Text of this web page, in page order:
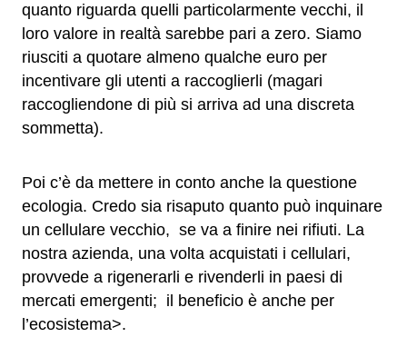
quanto riguarda quelli particolarmente vecchi, il
loro valore in realtà sarebbe pari a zero. Siamo
riusciti a quotare almeno qualche euro per
incentivare gli utenti a raccoglierli (magari
raccogliendone di più si arriva ad una discreta
sommetta).
Poi c’è da mettere in conto anche la questione
ecologia. Credo sia risaputo quanto può inquinare
un cellulare vecchio, se va a finire nei rifiuti. La
nostra azienda, una volta acquistati i cellulari,
provvede a rigenerarli e rivenderli in paesi di
mercati emergenti; il beneficio è anche per
l’ecosistema>.